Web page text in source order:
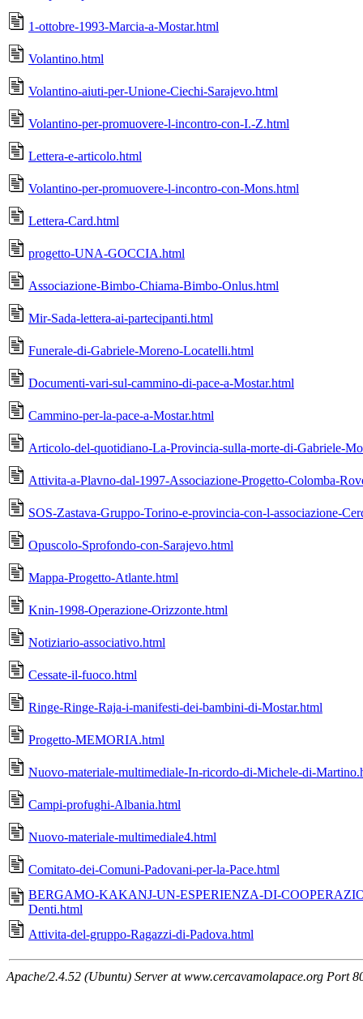
1-ottobre-1993-Marcia-a-Mostar.html
Volantino.html
Volantino-aiuti-per-Unione-Ciechi-Sarajevo.html
Volantino-per-promuovere-l-incontro-con-I.-Z.html
Lettera-e-articolo.html
Volantino-per-promuovere-l-incontro-con-Mons.html
Lettera-Card.html
progetto-UNA-GOCCIA.html
Associazione-Bimbo-Chiama-Bimbo-Onlus.html
Mir-Sada-lettera-ai-partecipanti.html
Funerale-di-Gabriele-Moreno-Locatelli.html
Documenti-vari-sul-cammino-di-pace-a-Mostar.html
Cammino-per-la-pace-a-Mostar.html
Articolo-del-quotidiano-La-Provincia-sulla-morte-di-Gabriele-
Attivita-a-Plavno-dal-1997-Associazione-Progetto-Colomba-
SOS-Zastava-Gruppo-Torino-e-provincia-con-l-associazione-
Opuscolo-Sprofondo-con-Sarajevo.html
Mappa-Progetto-Atlante.html
Knin-1998-Operazione-Orizzonte.html
Notiziario-associativo.html
Cessate-il-fuoco.html
Ringe-Ringe-Raja-i-manifesti-dei-bambini-di-Mostar.html
Progetto-MEMORIA.html
Nuovo-materiale-multimediale-In-ricordo-di-Michele-di-
Campi-profughi-Albania.html
Nuovo-materiale-multimediale4.html
Comitato-dei-Comuni-Padovani-per-la-Pace.html
BERGAMO-KAKANJ-UN-ESPERIENZA-DI-
Denti.html
Attivita-del-gruppo-Ragazzi-di-Padova.html
Apache/2.4.52 (Ubuntu) Server at www.cercavamolapace.org Port